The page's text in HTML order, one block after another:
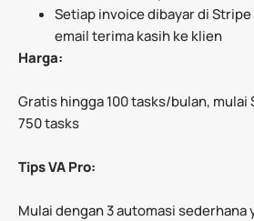
Setiap invoice dibayar di
email terima kasih ke klien
Harga:
Gratis hingga 100 tasks/bulan,
750 tasks
Tips VA Pro:
Mulai dengan 3 automasi sederhana